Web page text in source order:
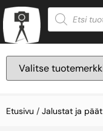
Etusivu / Jalustat ja päät